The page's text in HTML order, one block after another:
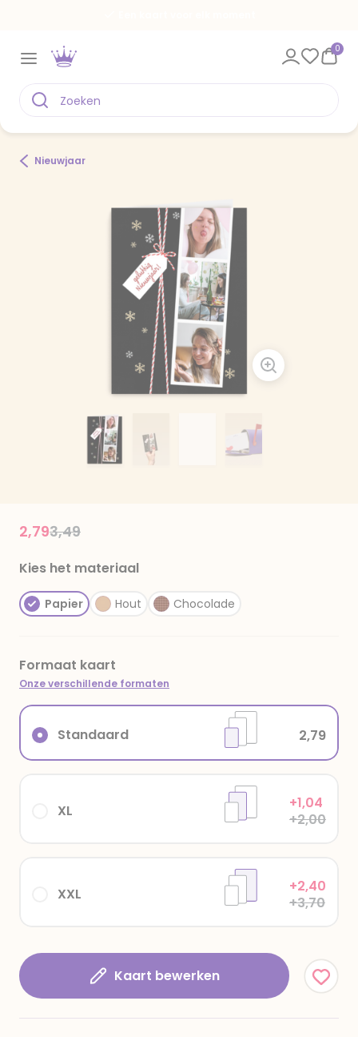
0
Nieuwjaar
Price reduced from
3,49to
2,79
Kies het materiaal
Papier Hout Chocolade
Formaat kaart
Onze verschillende formaten
XXL
+2,40
+3,70
XL
+1,04
+2,00
Standaard 2,79
Kaart bewerken